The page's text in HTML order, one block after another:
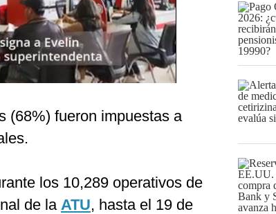
(68%) fueron impuestas a
los 10,289 operativos de
de laATU, hasta el 19 de